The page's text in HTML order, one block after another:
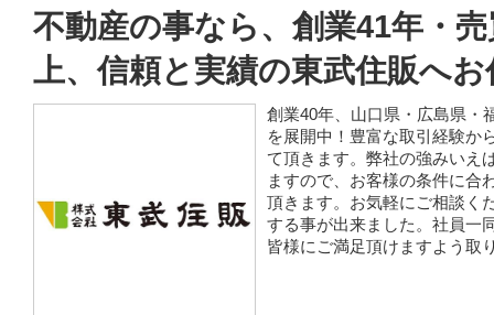
不動産の事なら、創業41年・
上、信頼と実績の東武住販へ
創業40年、山口県・広島県・
を展開中！豊富な取引経験か
て頂きます。弊社の強みいえ
ますので、お客様の条件に合
頂きます。お気軽にご相談く
する事が出来ました。社員一
皆様にご満足頂けますよう取